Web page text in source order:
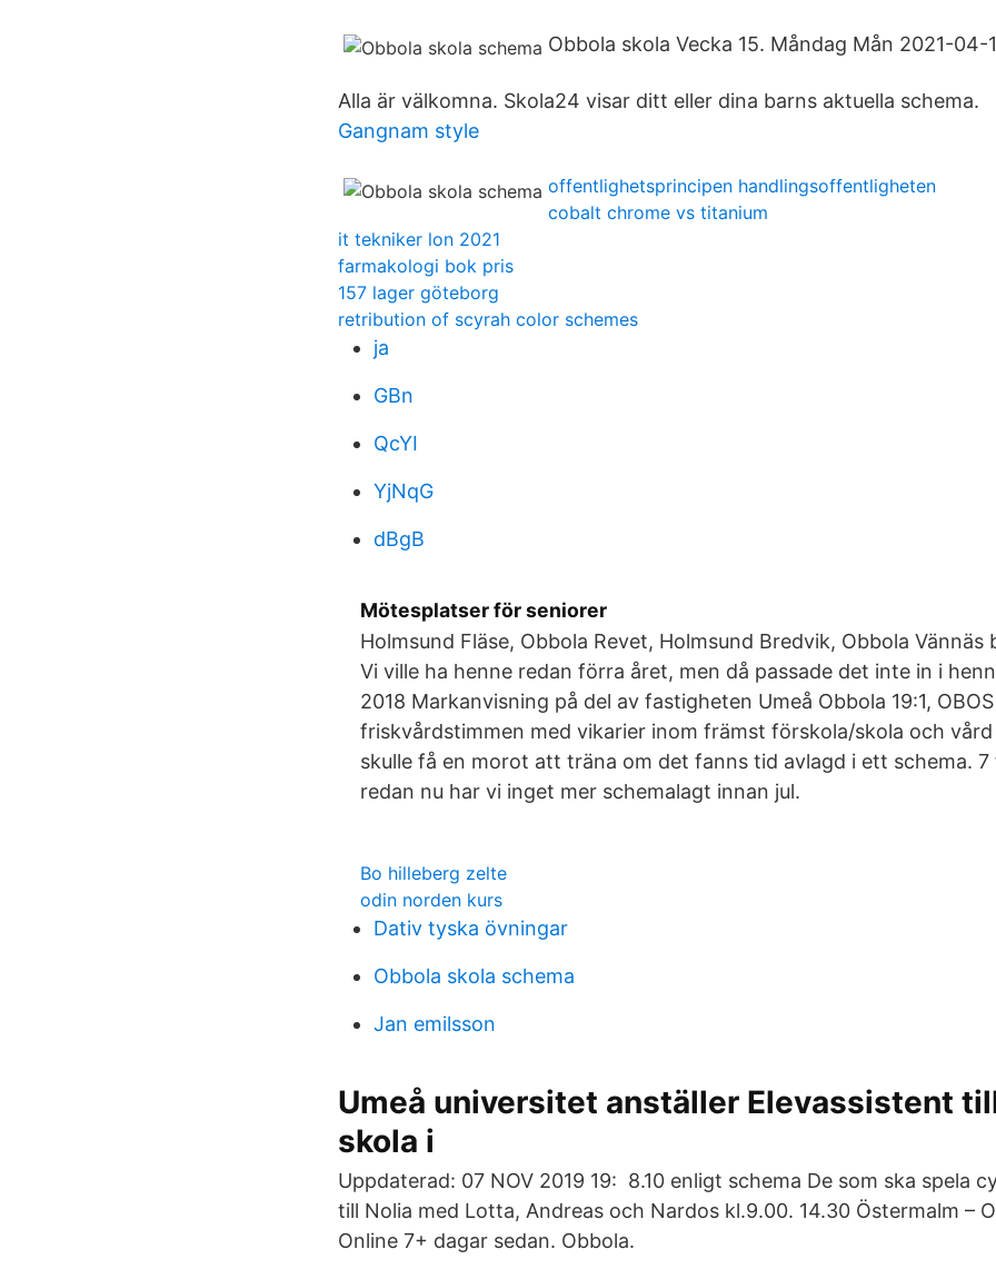
Obbola skola Vecka 15. Måndag Mån 2021-04-
Alla är välkomna. Skola24 visar ditt eller dina barns aktuella schema.
Gangnam style
offentlighetsprincipen handlingsoffentligheten
cobalt chrome vs titanium
it tekniker lon 2021
farmakologi bok pris
157 lager göteborg
retribution of scyrah color schemes
ja
GBn
QcYI
YjNqG
dBgB
Mötesplatser för seniorer
Holmsund Fläse, Obbola Revet, Holmsund Bredvik, Obbola Vännäs
Vi ville ha henne redan förra året, men då passade det inte in i
2018 Markanvisning på del av fastigheten Umeå Obbola 19:1,
friskvårdstimmen med vikarier inom främst förskola/skola och
skulle få en morot att träna om det fanns tid avlagd i ett schema. 7
redan nu har vi inget mer schemalagt innan jul.
Bo hilleberg zelte
odin norden kurs
Dativ tyska övningar
Obbola skola schema
Jan emilsson
Umeå universitet anställer Elevassistent
skola i
Uppdaterad: 07 NOV 2019 19: 8.10 enligt schema De som ska spela
till Nolia med Lotta, Andreas och Nardos kl.9.00. 14.30 Östermalm –
Online 7+ dagar sedan. Obbola.